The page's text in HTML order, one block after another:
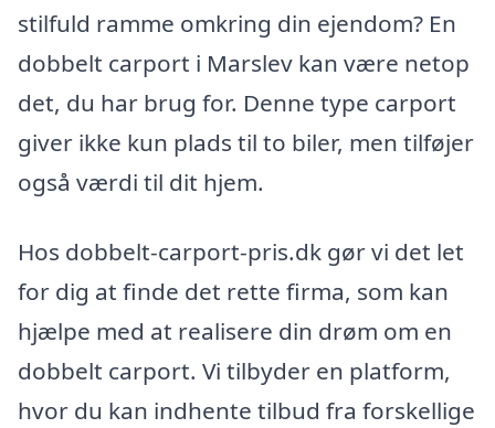
stilfuld ramme omkring din ejendom? En
dobbelt carport i Marslev kan være netop
det, du har brug for. Denne type carport
giver ikke kun plads til to biler, men tilføjer
også værdi til dit hjem.
Hos dobbelt-carport-pris.dk gør vi det let
for dig at finde det rette firma, som kan
hjælpe med at realisere din drøm om en
dobbelt carport. Vi tilbyder en platform,
hvor du kan indhente tilbud fra forskellige